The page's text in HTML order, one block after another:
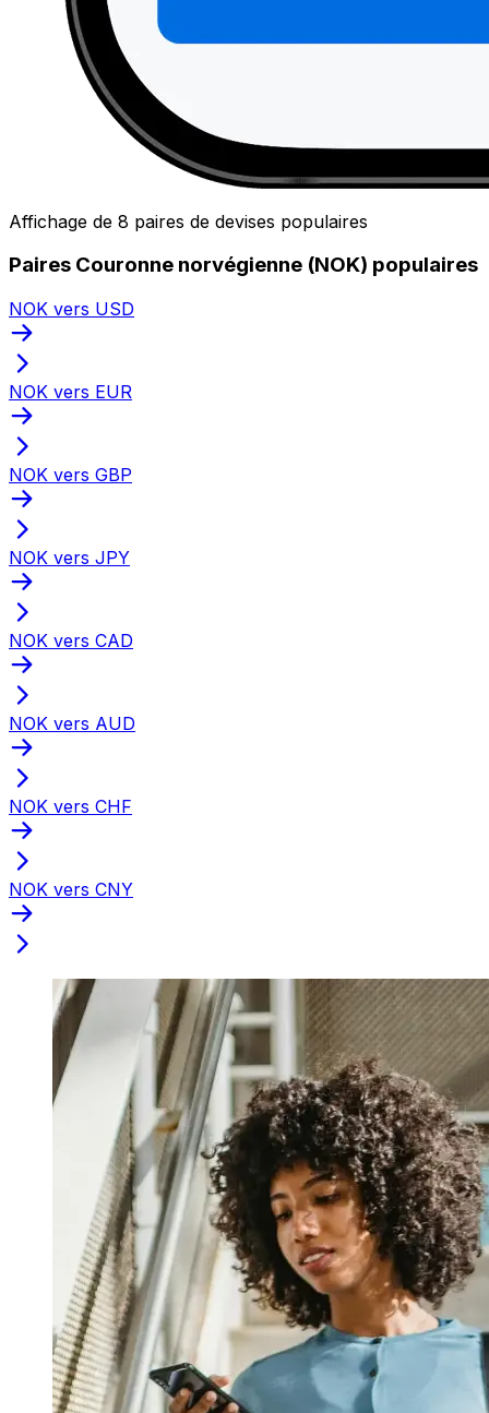
Affichage de 8 paires de devises populaires
Paires Couronne norvégienne (NOK) populaires
NOK vers USD
NOK vers EUR
NOK vers GBP
NOK vers JPY
NOK vers CAD
NOK vers AUD
NOK vers CHF
NOK vers CNY